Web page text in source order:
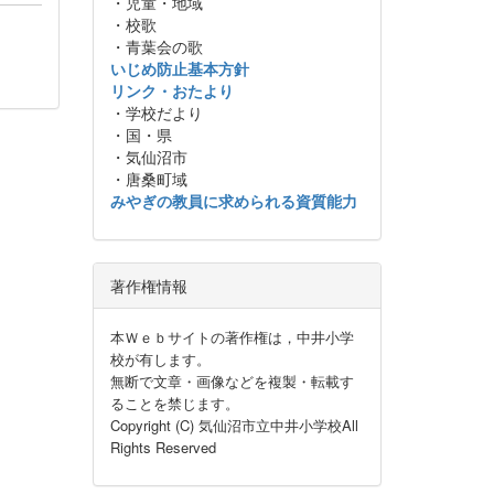
・校歌
・青葉会の歌
いじめ防止基本方針
リンク・おたより
・学校だより
・国・県
・気仙沼市
・唐桑町域
みやぎの教員に求められる資質能力
著作権情報
本Ｗｅｂサイトの著作権は，中井小学
校が有します。
無断で文章・画像などを複製・転載す
ることを禁じます。
Copyright (C) 気仙沼市立中井小学校All
Rights Reserved